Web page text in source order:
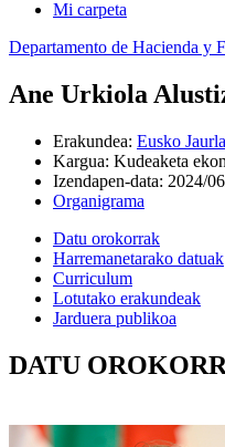
Mi carpeta
Departamento de Hacienda y
Ane Urkiola
Erakundea: Eusko
Kargua: Kudeaketa
Izendapen-data: 2024/
Organigrama
Datu orokorrak
Harremanetarako datuak
Curriculum
Lotutako erakundeak
Jarduera publikoa
DATU